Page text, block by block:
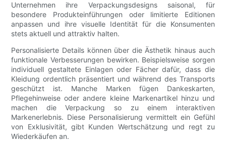
Unternehmen ihre Verpackungsdesigns saisonal, für
besondere Produkteinführungen oder limitierte Editionen
anpassen und ihre visuelle Identität für die Konsumenten
stets aktuell und attraktiv halten.
Personalisierte Details können über die Ästhetik hinaus auch
funktionale Verbesserungen bewirken. Beispielsweise sorgen
individuell gestaltete Einlagen oder Fächer dafür, dass die
Kleidung ordentlich präsentiert und während des Transports
geschützt ist. Manche Marken fügen Dankeskarten,
Pflegehinweise oder andere kleine Markenartikel hinzu und
machen die Verpackung so zu einem interaktiven
Markenerlebnis. Diese Personalisierung vermittelt ein Gefühl
von Exklusivität, gibt Kunden Wertschätzung und regt zu
Wiederkäufen an.